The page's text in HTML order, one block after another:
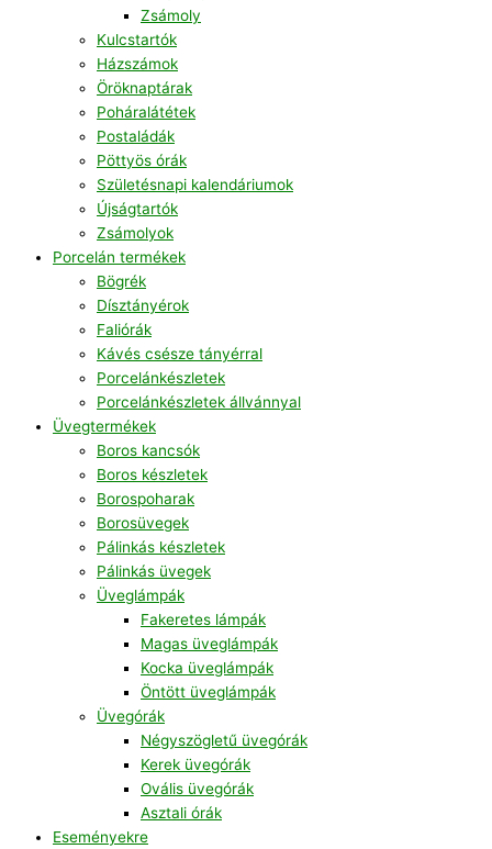
Zsámoly
Kulcstartók
Házszámok
Öröknaptárak
Poháralátétek
Postaládák
Pöttyös órák
Születésnapi kalendáriumok
Újságtartók
Zsámolyok
Porcelán termékek
Bögrék
Dísztányérok
Faliórák
Kávés csésze tányérral
Porcelánkészletek
Porcelánkészletek állvánnyal
Üvegtermékek
Boros kancsók
Boros készletek
Borospoharak
Borosüvegek
Pálinkás készletek
Pálinkás üvegek
Üveglámpák
Fakeretes lámpák
Magas üveglámpák
Kocka üveglámpák
Öntött üveglámpák
Üvegórák
Négyszögletű üvegórák
Kerek üvegórák
Ovális üvegórák
Asztali órák
Eseményekre